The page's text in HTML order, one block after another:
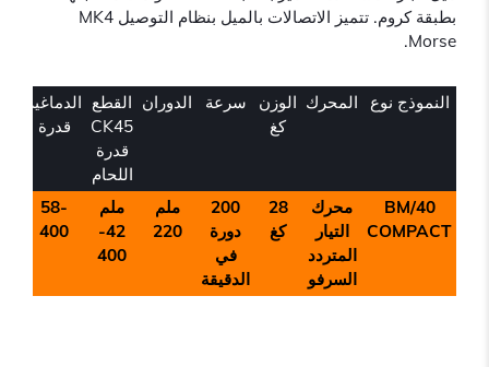
بطبقة كروم. تتميز الاتصالات بالميل بنظام التوصيل MK4
Morse.
النموذج نوع المحرك الوزن
كغ
سرعة الدوران القطع
CK45
قدرة
اللحام
الدماغية
قدرة
BM/40
COMPACT
محرك
التيار
المتردد
السرفو
28
كغ
200
دورة
في
الدقيقة
ملم
220
ملم
42-
400
58-
400